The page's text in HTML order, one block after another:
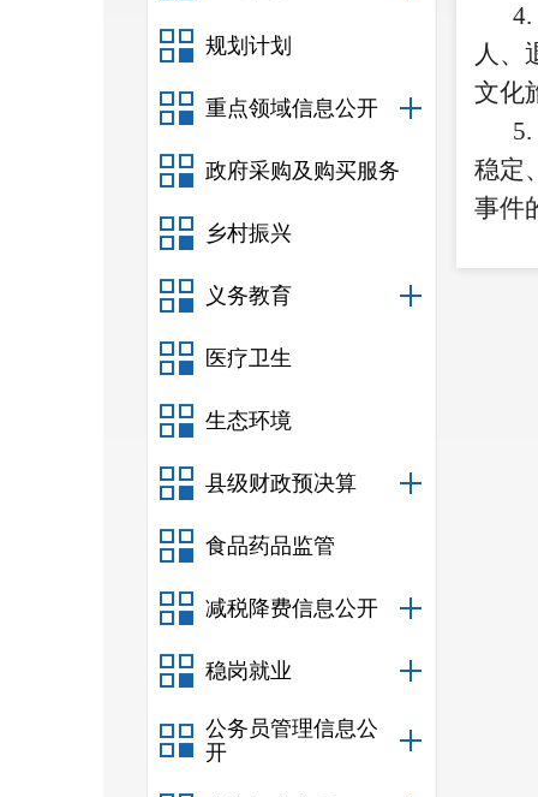
规划计划
重点领域信息公开
政府采购及购买服务
乡村振兴
义务教育
医疗卫生
生态环境
县级财政预决算
食品药品监管
减税降费信息公开
稳岗就业
公务员管理信息公
开
人、
文化
稳定
事件